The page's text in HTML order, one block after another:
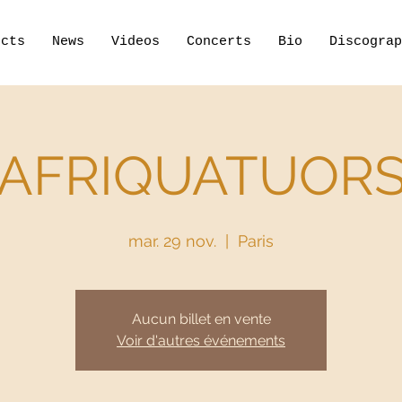
News Videos Concerts Bio
mar. 29 nov. Paris
Aucun billet en vente
Voir d'autres événements